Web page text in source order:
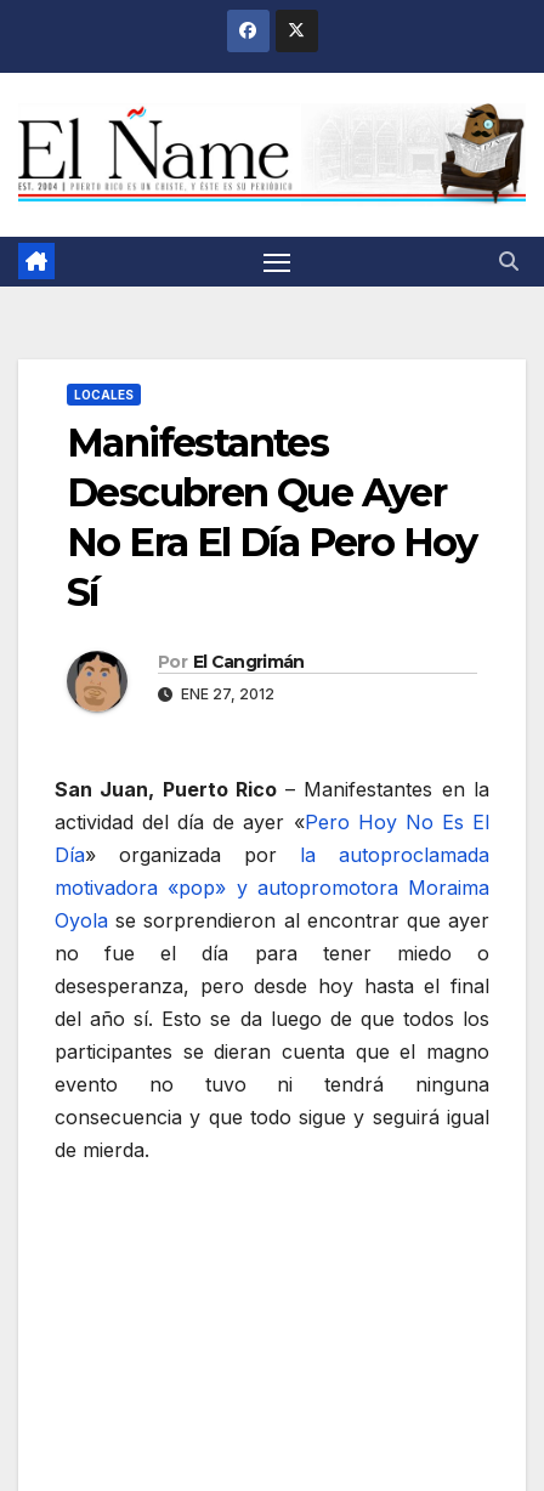
LOCALES
Manifestantes
Descubren Que Ayer
No Era El Día Pero Hoy
Sí
Por El Cangrimán
ENE 27, 2012
San Juan, Puerto Rico– Manifestantes en la
actividad del día de ayer «Pero Hoy No Es El
Día» organizada por la autoproclamada
motivadora «pop» y autopromotora Moraima
Oyola se sorprendieron al encontrar que ayer
no fue el día para tener miedo o
desesperanza, pero desde hoy hasta el final
del año sí. Esto se da luego de que todos los
participantes se dieran cuenta que el magno
evento no tuvo ni tendrá ninguna
consecuencia y que todo sigue y seguirá igual
de mierda.